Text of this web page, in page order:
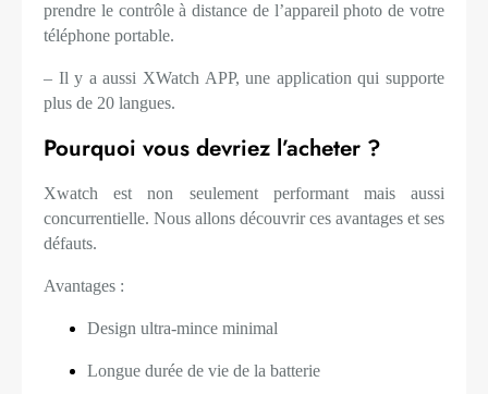
prendre le contrôle à distance de l’appareil photo de votre
téléphone portable.
– Il y a aussi XWatch APP, une application qui supporte
plus de 20 langues.
Pourquoi vous devriez l’acheter ?
Xwatch est non seulement performant mais aussi
concurrentielle. Nous allons découvrir ces avantages et ses
défauts.
Avantages :
Design ultra-mince minimal
Longue durée de vie de la batterie